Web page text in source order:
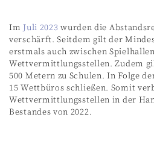
Im Juli 2023 wurden die
verschärft. Seitdem gilt der
erstmals auch zwischen
Wettvermittlungsstellen. Zudem
500 Metern zu Schulen. In Folge
15 Wettbüros schließen. Somit
Wettvermittlungsstellen in der
Bestandes von 2022.